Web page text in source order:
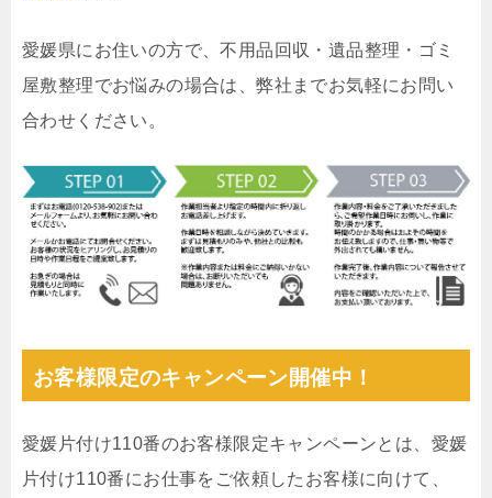
愛媛県にお住いの方で、不用品回収・遺品整理・ゴミ
屋敷整理でお悩みの場合は、弊社までお気軽にお問い
合わせください。
お客様限定のキャンペーン開催中！
愛媛片付け110番のお客様限定キャンペーンとは、愛媛
片付け110番にお仕事をご依頼したお客様に向けて、